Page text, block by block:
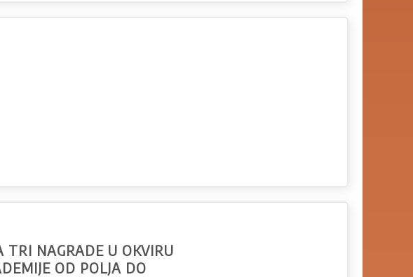
TRI NAGRADE U OKVIRU
OD POLJA DO